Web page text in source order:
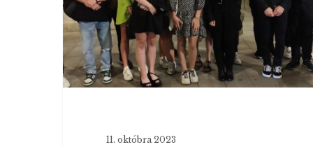
žurnalistiky
v
Prahe
11. októbra 2023